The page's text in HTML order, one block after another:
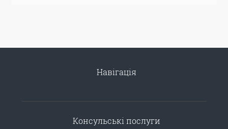
Навігація
Консульські послуги